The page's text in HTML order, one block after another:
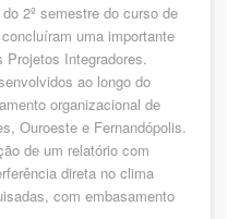
2º semestre do curso de
uma importante
Projetos Integradores.
ao longo do
organizacional de
Ouroeste e Fernandópolis.
de um relatório com
direta no clima
com embasamento